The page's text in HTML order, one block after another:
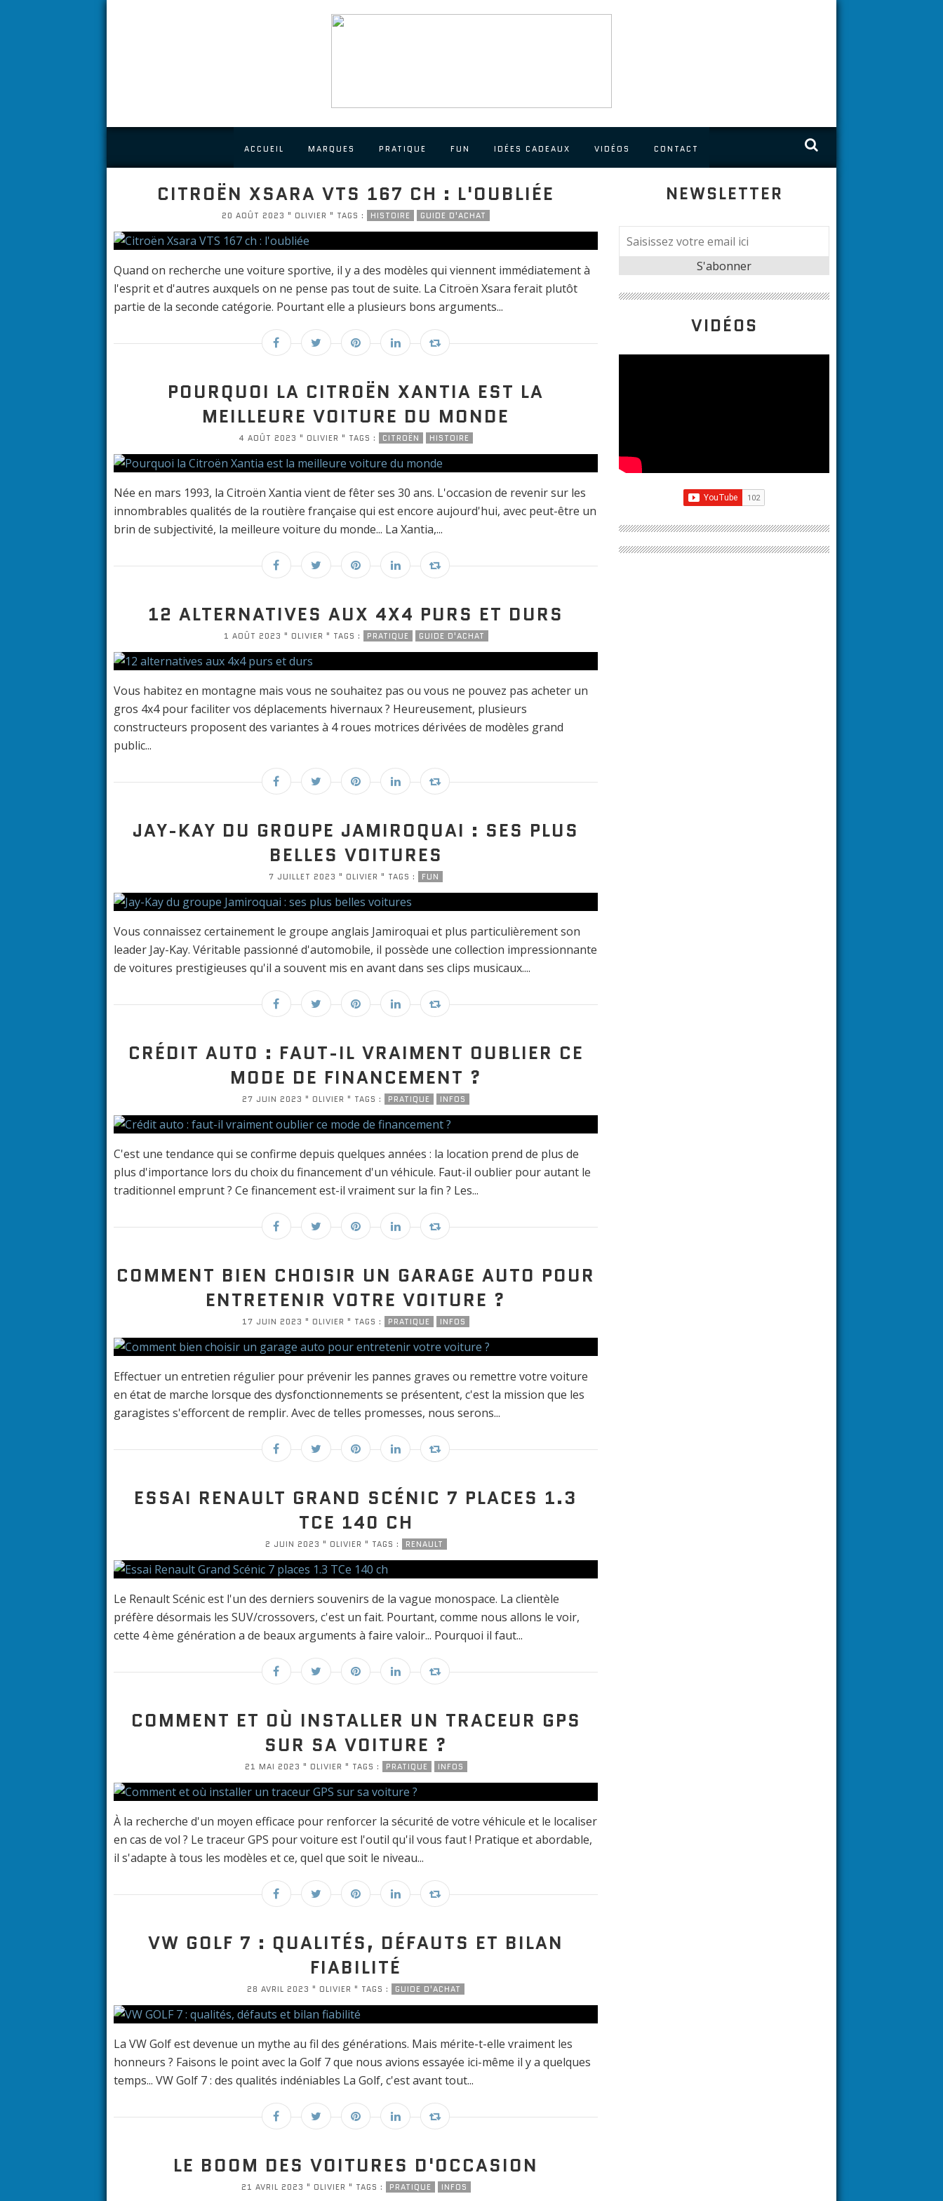
ACCUEIL MARQUES PRATIQUE FUN IDÉES CADEAUX VIDÉOS CONTACT
CITROËN XSARA VTS 167 CH : L'OUBLIÉE
20 AOÛT 2023 " OLIVIER " TAGS : HISTOIRE GUIDE D'ACHAT
Quand on recherche une voiture sportive, il y a des modèles qui viennent immédiatement à
l'esprit et d'autres auxquels on ne pense pas tout de suite. La Citroën Xsara ferait plutôt
partie de la seconde catégorie. Pourtant elle a plusieurs bons arguments...
POURQUOI LA CITROËN XANTIA EST LA
MEILLEURE VOITURE DU MONDE
4 AOÛT 2023 " OLIVIER " TAGS : CITROËN HISTOIRE
Née en mars 1993, la Citroën Xantia vient de fêter ses 30 ans. L'occasion de revenir sur les
innombrables qualités de la routière française qui est encore aujourd'hui, avec peut-être un
brin de subjectivité, la meilleure voiture du monde... La Xantia,...
12 ALTERNATIVES AUX 4X4 PURS ET DURS
1 AOÛT 2023 " OLIVIER " TAGS : PRATIQUE GUIDE D'ACHAT
Vous habitez en montagne mais vous ne souhaitez pas ou vous ne pouvez pas acheter un
gros 4x4 pour faciliter vos déplacements hivernaux ? Heureusement, plusieurs
constructeurs proposent des variantes à 4 roues motrices dérivées de modèles grand
public...
JAY-KAY DU GROUPE JAMIROQUAI : SES PLUS
BELLES VOITURES
7 JUILLET 2023 " OLIVIER " TAGS : FUN
Vous connaissez certainement le groupe anglais Jamiroquai et plus particulièrement son
leader Jay-Kay. Véritable passionné d'automobile, il possède une collection impressionnante
de voitures prestigieuses qu'il a souvent mis en avant dans ses clips musicaux....
CRÉDIT AUTO : FAUT-IL VRAIMENT OUBLIER CE
MODE DE FINANCEMENT ?
27 JUIN 2023 " OLIVIER " TAGS : PRATIQUE INFOS
C'est une tendance qui se confirme depuis quelques années : la location prend de plus de
plus d'importance lors du choix du financement d'un véhicule. Faut-il oublier pour autant le
traditionnel emprunt ? Ce financement est-il vraiment sur la fin ? Les...
COMMENT BIEN CHOISIR UN GARAGE AUTO POUR
ENTRETENIR VOTRE VOITURE ?
17 JUIN 2023 " OLIVIER " TAGS : PRATIQUE INFOS
Effectuer un entretien régulier pour prévenir les pannes graves ou remettre votre voiture
en état de marche lorsque des dysfonctionnements se présentent, c'est la mission que les
garagistes s'efforcent de remplir. Avec de telles promesses, nous serons...
ESSAI RENAULT GRAND SCÉNIC 7 PLACES 1.3
TCE 140 CH
2 JUIN 2023 " OLIVIER " TAGS : RENAULT
Le Renault Scénic est l'un des derniers souvenirs de la vague monospace. La clientèle
préfère désormais les SUV/crossovers, c'est un fait. Pourtant, comme nous allons le voir,
cette 4 ème génération a de beaux arguments à faire valoir... Pourquoi il faut...
COMMENT ET OÙ INSTALLER UN TRACEUR GPS
SUR SA VOITURE ?
21 MAI 2023 " OLIVIER " TAGS : PRATIQUE INFOS
À la recherche d'un moyen efficace pour renforcer la sécurité de votre véhicule et le localiser
en cas de vol ? Le traceur GPS pour voiture est l'outil qu'il vous faut ! Pratique et abordable,
il s'adapte à tous les modèles et ce, quel que soit le niveau...
VW GOLF 7 : QUALITÉS, DÉFAUTS ET BILAN
FIABILITÉ
28 AVRIL 2023 " OLIVIER " TAGS : GUIDE D'ACHAT
La VW Golf est devenue un mythe au fil des générations. Mais mérite-t-elle vraiment les
honneurs ? Faisons le point avec la Golf 7 que nous avions essayée ici-même il y a quelques
temps... VW Golf 7 : des qualités indéniables La Golf, c'est avant tout...
LE BOOM DES VOITURES D'OCCASION
21 AVRIL 2023 " OLIVIER " TAGS : PRATIQUE INFOS
NEWSLETTER
VIDÉOS